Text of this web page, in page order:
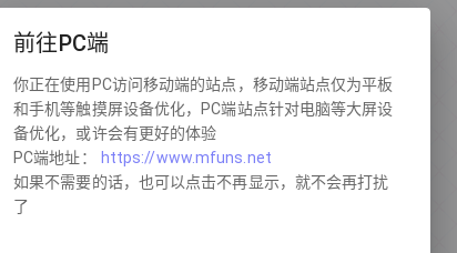
前往PC端
你正在使用PC访问移动端的站点，移动端站点仅为平板
和手机等触摸屏设备优化，PC端站点针对电脑等大屏设
备优化，或许会有更好的体验
PC端地址：
https://www.mfuns.net
如果不需要的话，也可以点击不再显示，就不会再打扰
了